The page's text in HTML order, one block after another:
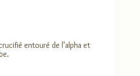
entouré de l’alpha et